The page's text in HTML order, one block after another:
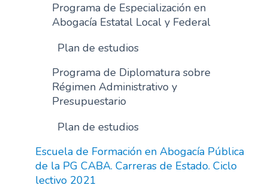
Programa de Especialización en
Abogacía Estatal Local y Federal
Plan de estudios
Programa de Diplomatura sobre
Régimen Administrativo y
Presupuestario
Plan de estudios
Escuela de Formación en Abogacía Pública
de la PG CABA. Carreras de Estado. Ciclo
lectivo 2021